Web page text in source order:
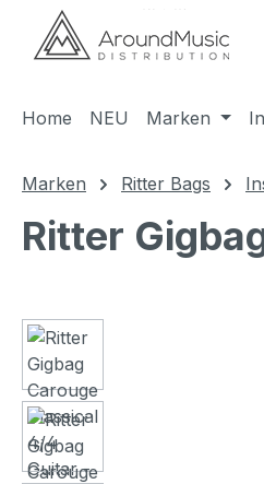
Hauptinhalt springen
Zur Suche springen
Zur Hauptnavigation
Home NEU Marken
Marken Ritter Bags
Ritter
Bildergalerie überspringen